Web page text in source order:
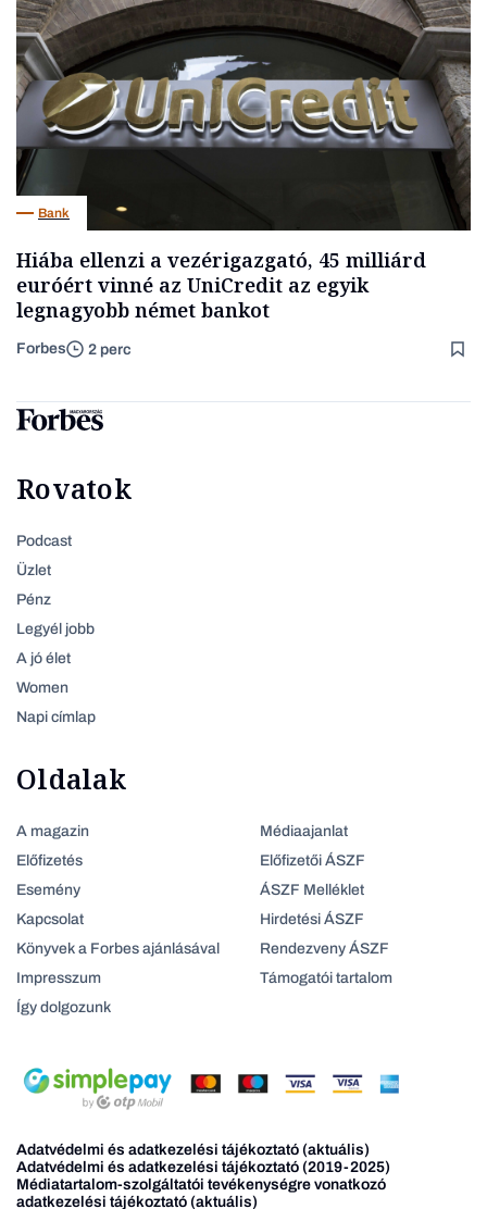
Bank
Hiába ellenzi a vezérigazgató, 45 milliárd
euróért vinné az UniCredit az egyik
legnagyobb német bankot
Forbes 2 perc
Rovatok
Podcast
Üzlet
Pénz
Legyél jobb
A jó élet
Women
Napi címlap
Oldalak
A magazin
Előfizetés
Esemény
Kapcsolat
Könyvek a Forbes ajánlásával
Impresszum
Így dolgozunk
Médiaajanlat
Előfizetői ÁSZF
ÁSZF Melléklet
Hirdetési ÁSZF
Rendezveny ÁSZF
Támogatói tartalom
Adatvédelmi és adatkezelési tájékoztató (aktuális)
Adatvédelmi és adatkezelési tájékoztató (2019-2025)
Médiatartalom-szolgáltatói tevékenységre vonatkozó
adatkezelési tájékoztató (aktuális)